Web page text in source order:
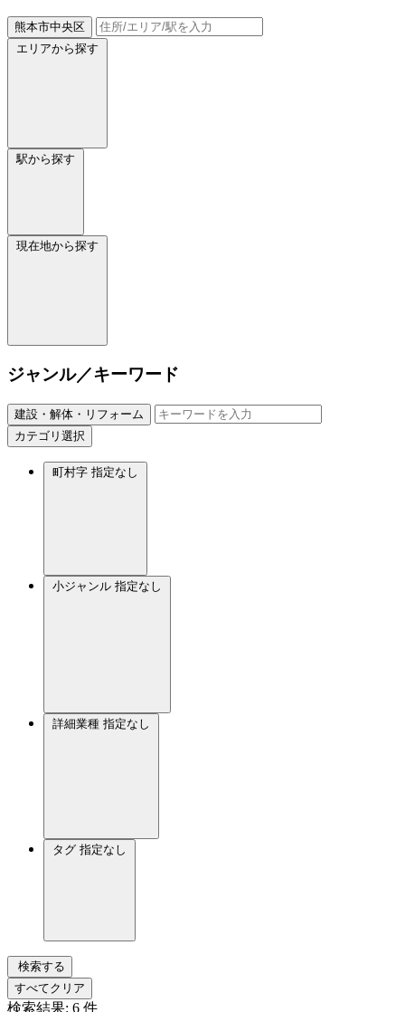
熊本市中央区
エリアから探す
駅から探す
現在地から探す
ジャンル／キーワード
建設・解体・リフォーム
カテゴリ選択
町村字 指定なし
小ジャンル 指定なし
詳細業種 指定なし
タグ 指定なし
検索する
すべてクリア
検索結果: 6 件